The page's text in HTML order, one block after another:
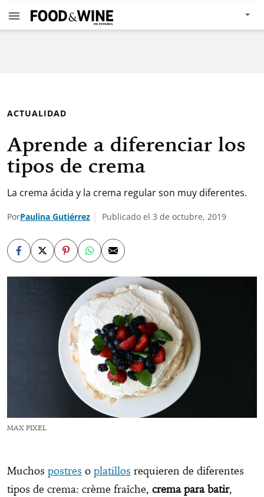
ACTUALIDAD
Aprende a diferenciar los
tipos de crema
La crema ácida y la crema regular son muy diferentes.
PorPaulina Gutiérrez Publicado el 3 de octubre, 2019
MAX PIXEL
Muchos postres o platillos requieren de diferentes
tipos de crema: crème fraîche, crema para batir,